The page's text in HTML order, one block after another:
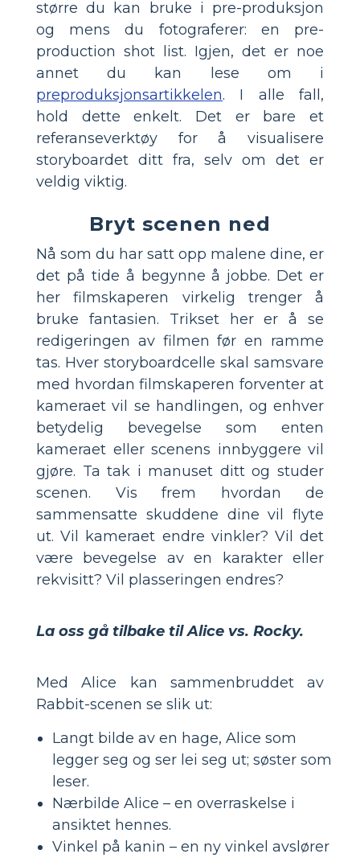
større du kan bruke i pre-produksjon
og mens du fotograferer: en pre-
production shot list. Igjen, det er noe
annet du kan lese om i
preproduksjonsartikkelen. I alle fall,
hold dette enkelt. Det er bare et
referanseverktøy for å visualisere
storyboardet ditt fra, selv om det er
veldig viktig.
Bryt scenen ned
Nå som du har satt opp malene dine, er
det på tide å begynne å jobbe. Det er
her filmskaperen virkelig trenger å
bruke fantasien. Trikset her er å se
redigeringen av filmen før en ramme
tas. Hver storyboardcelle skal samsvare
med hvordan filmskaperen forventer at
kameraet vil se handlingen, og enhver
betydelig bevegelse som enten
kameraet eller scenens innbyggere vil
gjøre. Ta tak i manuset ditt og studer
scenen. Vis frem hvordan de
sammensatte skuddene dine vil flyte
ut. Vil kameraet endre vinkler? Vil det
være bevegelse av en karakter eller
rekvisitt? Vil plasseringen endres?
La oss gå tilbake til Alice vs. Rocky.
Med Alice kan sammenbruddet av
Rabbit-scenen se slik ut:
Langt bilde av en hage, Alice som
legger seg og ser lei seg ut; søster som
leser.
Nærbilde Alice – en overraskelse i
ansiktet hennes.
Vinkel på kanin – en ny vinkel avslører